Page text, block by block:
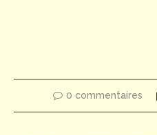
0 commentaires